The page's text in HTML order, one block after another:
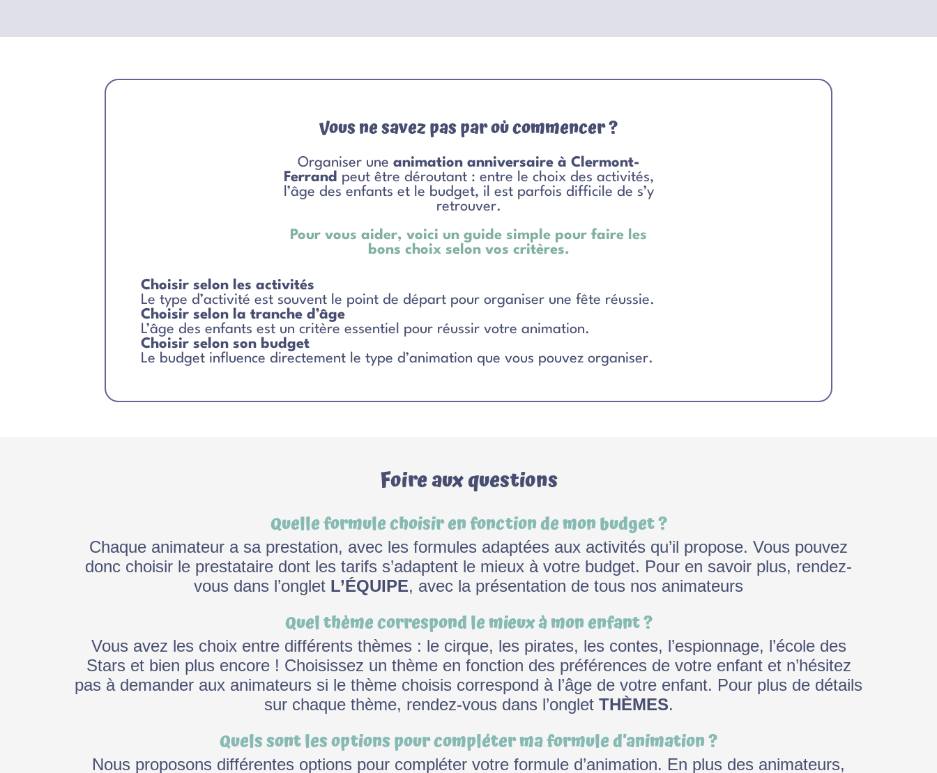
Vous ne savez pas par où commencer ?
Organiser une animation anniversaire à Clermont-
Ferrand peut être déroutant : entre le choix des activités,
l’âge des enfants et le budget, il est parfois difficile de s’y
retrouver.
Pour vous aider, voici un guide simple pour faire les
bons choix selon vos critères.
Choisir selon les activités
Le type d’activité est souvent le point de départ pour organiser une fête réussie.
Choisir selon la tranche d’âge
L’âge des enfants est un critère essentiel pour réussir votre animation.
Choisir selon son budget
Le budget influence directement le type d’animation que vous pouvez organiser.
Foire aux questions
Quelle formule choisir en fonction de mon budget ?
Chaque animateur a sa prestation, avec les formules adaptées aux activités qu’il propose. Vous pouvez
donc choisir le prestataire dont les tarifs s’adaptent le mieux à votre budget. Pour en savoir plus, rendez-
vous dans l’onglet L’ÉQUIPE, avec la présentation de tous nos animateurs
Quel thème correspond le mieux à mon enfant ?
Vous avez les choix entre différents thèmes : le cirque, les pirates, les contes, l’espionnage, l’école des
Stars et bien plus encore ! Choisissez un thème en fonction des préférences de votre enfant et n’hésitez
pas à demander aux animateurs si le thème choisis correspond à l’âge de votre enfant. Pour plus de détails
sur chaque thème, rendez-vous dans l’onglet THÈMES.
Quels sont les options pour compléter ma formule d’animation ?
Nous proposons différentes options pour compléter votre formule d’animation. En plus des animateurs,